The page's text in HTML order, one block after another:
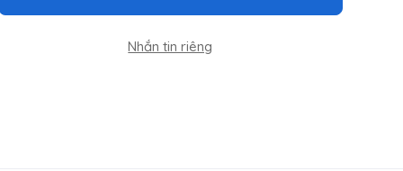
Nhắn tin riêng